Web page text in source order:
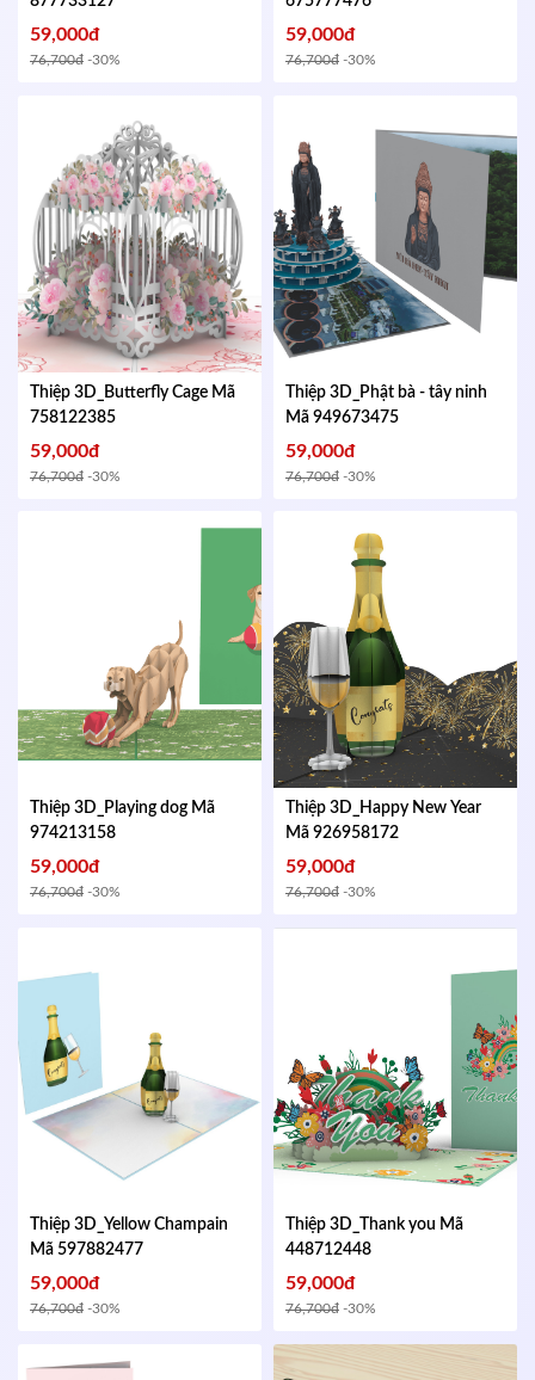
59,000đ
76,700đ -30%
59,000đ
76,700đ -30%
Thiệp 3D_Butterfly Cage Mã
758122385
59,000đ
76,700đ -30%
Thiệp 3D_Phật bà - tây ninh
Mã 949673475
59,000đ
76,700đ -30%
Thiệp 3D_Playing dog Mã
974213158
59,000đ
76,700đ -30%
Thiệp 3D_Happy New Year
Mã 926958172
59,000đ
76,700đ -30%
Thiệp 3D_Yellow Champain
Mã 597882477
59,000đ
76,700đ -30%
Thiệp 3D_Thank you Mã
448712448
59,000đ
76,700đ -30%